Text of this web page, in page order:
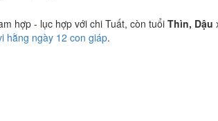
hợp - lục hợp với chi Tuất, còn tuổi Thìn, Dậu
hằng ngày 12 con giáp.